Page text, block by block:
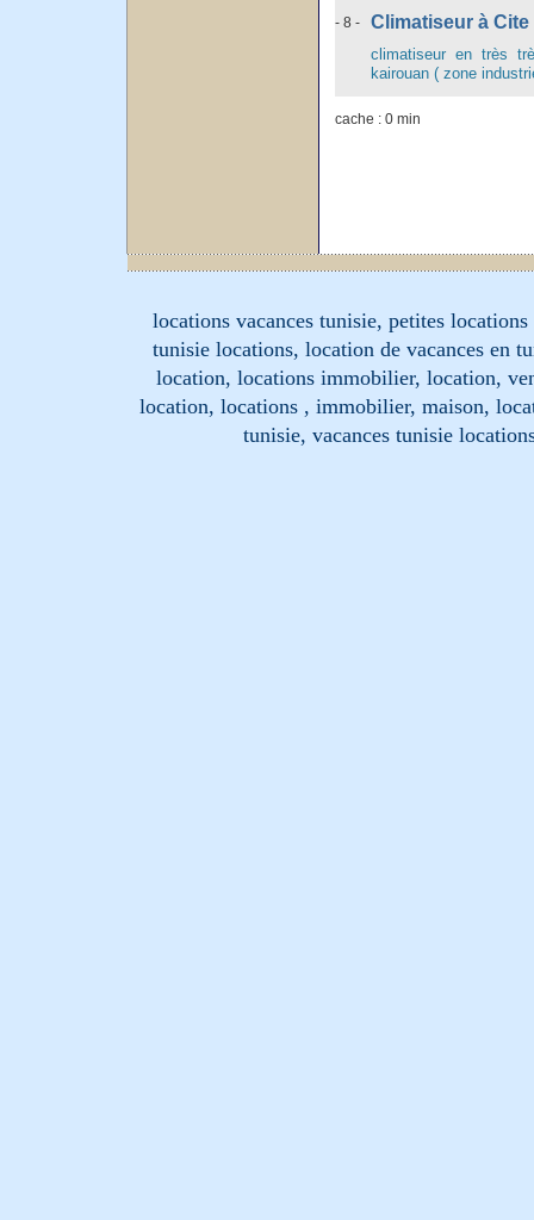
- 8 - Climatiseur à Cite
climatiseur en très
kairouan ( zone
cache : 0 min
locations vacances tunisie, petites
tunisie locations, location de vacances en
location, locations immobilier, location,
location, locations , immobilier, maison,
tunisie, vacances tunisie